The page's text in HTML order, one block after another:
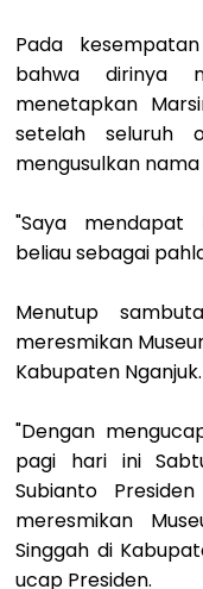
Pada
bahwa dirinya
menetapkan
setelah seluruh
mengusulkan
"Saya mendapat
beliau sebagai
Menutup
meresmikan
Kabupaten Nganjuk.
"Dengan
pagi hari ini
Subianto
meresmikan
Singgah di
ucap Presiden.